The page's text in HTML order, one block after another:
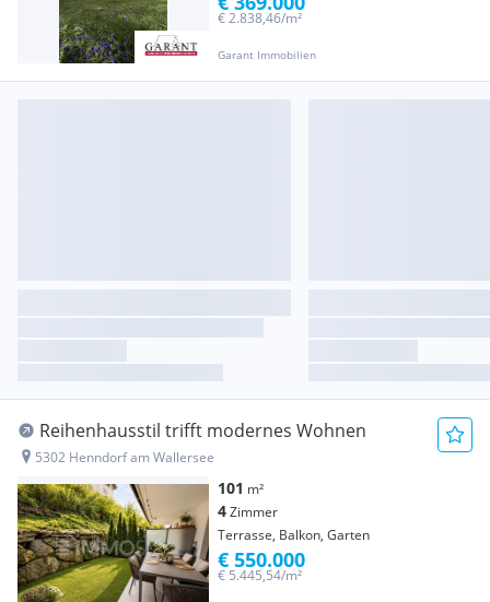
Garant Immobilien
€ 2.838,46/m²
Reihenhausstil trifft modernes Wohnen
5302 Henndorf am Wallersee
101 m²
4Zimmer
Terrasse, Balkon, Garten
€ 5.445,54/m²
€ 550.000